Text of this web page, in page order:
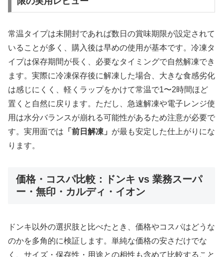
常温タイプは未開封であれば数日の賞味期限が設定されて
いることが多く、購入後は早めの使用が基本です。冷凍タ
イプは保存期間が長く、必要なタイミングで自然解凍でき
ます。実際に冷凍保存後に解凍した場合、大きな食感劣化
は感じにくく、軽くラップをかけて常温で1〜2時間ほど
置くと自然に戻ります。ただし、急速解凍や電子レンジ使
用は水分バランスが崩れる可能性があるため注意が必要で
す。実用面では 「前日解凍」 が最も安定した仕上がりにな
ります。
価格・コスパ比較：ドンキ vs 業務スーパ
ー・無印・カルディ・イオン
ドンキ以外の選択肢と比べたとき、価格やコスパはどうな
のかを多角的に検証します。単純な価格の安さだけでな
く、サイズ・保存性・用途との相性も含めて比較すること